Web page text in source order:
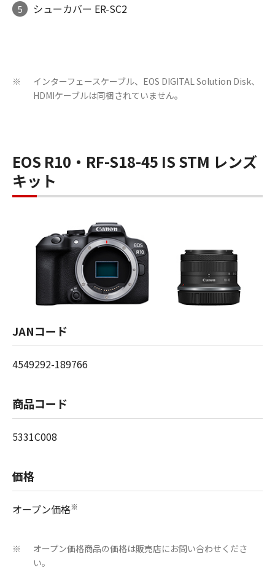
5 シューカバー ER-SC2
※
インターフェースケーブル、EOS DIGITAL Solution Disk、
HDMIケーブルは同梱されていません。
EOS R10・RF-S18-45 IS STM レンズ
キット
JANコード
4549292-189766
商品コード
5331C008
価格
オープン価格※
※
オープン価格商品の価格は販売店にお問い合わせくださ
い。